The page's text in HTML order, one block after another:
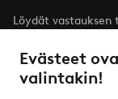
Evästeet
valintakin!
Löydät
Asiakaspalvelu